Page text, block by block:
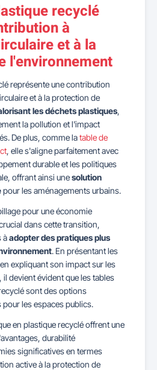
recyclé
à
et à la
l'environnement
représente une contribution
et à la protection de
les déchets plastiques,
la pollution et l'impact
De plus, comme latable de
, elle s'aligne parfaitement avec
durable et les politiques
offrant ainsi unesolution
pour les aménagements urbains.
pour une économie
dans cette transition,
àadopter des pratiques plus
. En présentant les
expliquant son impact sur les
devient évident que les tables
sont des options
les espaces publics.
en plastique recyclé offrent une
durabilité
significatives en termes
active à la protection de